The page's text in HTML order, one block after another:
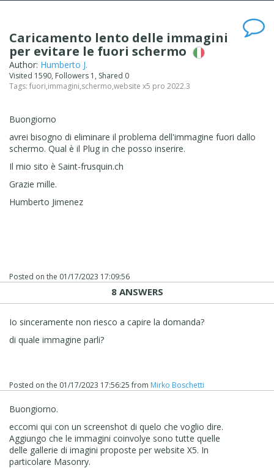
Caricamento lento delle immagini
per evitare le fuori schermo
Author: Humberto J.
Visited 1590, Followers 1, Shared 0
Tags: fuori,immagini,schermo,website x5 pro 2022.3
Buongiorno
avrei bisogno di eliminare il problema dell'immagine fuori dallo
schermo. Qual è il Plug in che posso inserire.
Il mio sito è Saint-frusquin.ch
Grazie mille.
Humberto Jimenez
Posted on the 01/17/2023 17:09:56
8 ANSWERS
Io sinceramente non riesco a capire la domanda?
di quale immagine parli?
Posted on the 01/17/2023 17:56:25from Mirko Boschetti
Buongiorno.
eccomi qui con un screenshot di quelo che voglio dire.
Aggiungo che le immagini coinvolye sono tutte quelle
delle gallerie di imagini proposte per website X5. In
particolare Masonry.